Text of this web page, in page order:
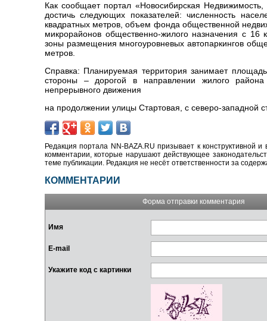
Как сообщает портал «Новосибирская
достичь следующих показателей: численность
квадратных метров, объем фонда общественной
микрорайонов общественно-жилого назначения с
зоны размещения многоуровневых автопаркингов
метров.
Справка: Планируемая территория занимает
стороны – дорогой в направлении жилого
непрерывного движения
на продолжении улицы Стартовая, с северо-западной
Редакция портала NN-BAZA.RU призывает к конструктивной
комментарии, которые нарушают действующее
теме публикации. Редакция не несёт ответственности за
КОММЕНТАРИИ
Форма отправки комментария
Имя
E-mail
Укажите код с картинки